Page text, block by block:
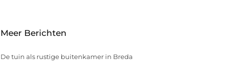
Meer Berichten
De tuin als rustige buitenkamer in Breda